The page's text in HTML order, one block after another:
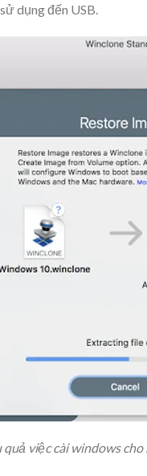
dụng đến USB.
việc cài windows cho